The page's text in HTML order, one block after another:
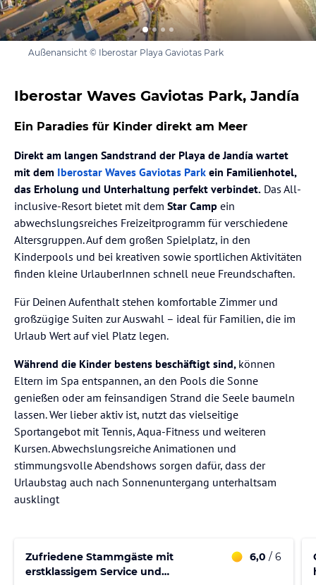
Außenansicht © Iberostar Playa Gaviotas Park
Iberostar Waves Gaviotas Park, Jandía
Ein Paradies für Kinder direkt am Meer
Direkt am langen Sandstrand der Playa de Jandía wartet
mit dem Iberostar Waves Gaviotas Park ein Familienhotel,
das Erholung und Unterhaltung perfekt verbindet. Das All-
inclusive-Resort bietet mit dem Star Camp ein
abwechslungsreiches Freizeitprogramm für verschiedene
Altersgruppen. Auf dem großen Spielplatz, in den
Kinderpools und bei kreativen sowie sportlichen Aktivitäten
finden kleine UrlauberInnen schnell neue Freundschaften.
Für Deinen Aufenthalt stehen komfortable Zimmer und
großzügige Suiten zur Auswahl – ideal für Familien, die im
Urlaub Wert auf viel Platz legen.
Während die Kinder bestens beschäftigt sind, können
Eltern im Spa entspannen, an den Pools die Sonne
genießen oder am feinsandigen Strand die Seele baumeln
lassen. Wer lieber aktiv ist, nutzt das vielseitige
Sportangebot mit Tennis, Aqua-Fitness und weiteren
Kursen. Abwechslungsreiche Animationen und
stimmungsvolle Abendshows sorgen dafür, dass der
Urlaubstag auch nach Sonnenuntergang unterhaltsam
ausklingt
Zufriedene Stammgäste mit
erstklassigem Service und
6,0 / 6